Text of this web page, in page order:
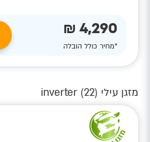
4,290 ₪
*מחיר כולל הובלה
מזגן עילי inverter ( 22)